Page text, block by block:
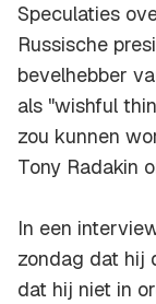
Speculaties
Russische
bevelhebber
als "wishful
zou kunnen
Tony Radakin
In een
zondag dat hij
dat hij niet in